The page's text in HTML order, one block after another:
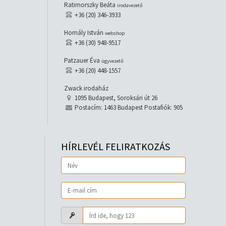
Ratimorszky Beáta irodavezető
+36 (20) 346-3933
Homály István webshop
+36 (30) 948-9517
Patzauer Éva ügyvezető
+36 (20) 448-1557
Zwack irodaház
1095 Budapest, Soroksári út 26
Postacím: 1463 Budapest Postafiók: 905
HÍRLEVÉL FELIRATKOZÁS